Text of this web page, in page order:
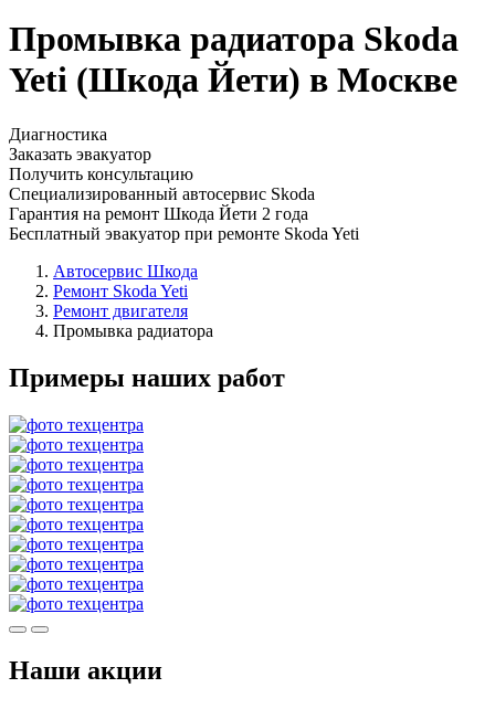
Промывка радиатора Skoda
Yeti (Шкода Йети) в Москве
Диагностика
Заказать эвакуатор
Получить консультацию
Специализированный автосервис Skoda
Гарантия на ремонт Шкода Йети 2 года
Бесплатный эвакуатор при ремонте Skoda Yeti
Автосервис Шкода
Ремонт Skoda Yeti
Ремонт двигателя
Промывка радиатора
Примеры наших работ
Наши акции